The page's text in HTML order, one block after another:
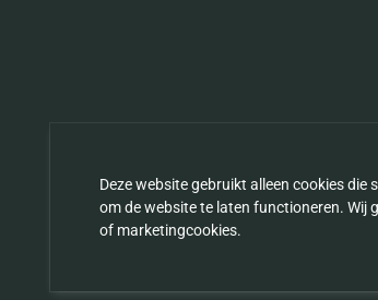
Deze website gebruikt alleen cookies die
om de website te laten functioneren. Wij
of marketingcookies.